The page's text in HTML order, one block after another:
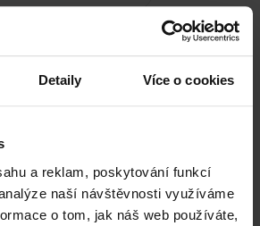
Detaily Více o cookies
a reklam, poskytování funkcí
naší návštěvnosti využíváme
o tom, jak náš web používáte,
KOUPIT